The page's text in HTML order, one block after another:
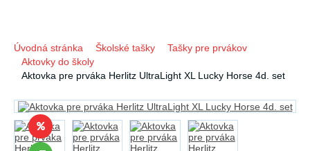
Úvodná stránka Školské tašky
Tašky pre prvákov
Aktovky do školy
Aktovka pre prváka Herlitz UltraLight XL Lucky Horse 4d. set